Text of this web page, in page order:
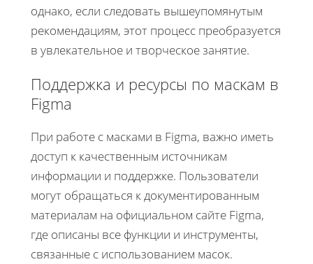
однако, если следовать вышеупомянутым
рекомендациям, этот процесс преобразуется
в увлекательное и творческое занятие.
Поддержка и ресурсы по маскам в
Figma
При работе с масками в Figma, важно иметь
доступ к качественным источникам
информации и поддержке. Пользователи
могут обращаться к документированным
материалам на официальном сайте Figma,
где описаны все функции и инструменты,
связанные с использованием масок.